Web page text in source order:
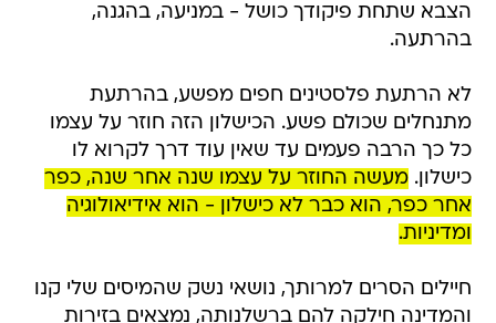
הצבא שתחת פיקודך כושל - במניעה, בהגנה,
בהרתעה.
לא הרתעת פלסטינים חפים מפשע, בהרתעת
מתנחלים שכולם פשע. הכישלון הזה חוזר על עצמו
כל כך הרבה פעמים עד שאין עוד דרך לקרוא לו
כישלון.מעשה החוזר על עצמו שנה אחר שנה, כפר
אחר כפר, הוא כבר לא כישלון - הוא אידיאולוגיה
ומדיניות.
חיילים הסרים למרותך, נושאי נשק שהמיסים שלי קנו
והמדינה חילקה להם ברשלנותה, נמצאים בזירות